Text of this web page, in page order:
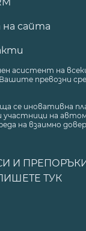
сайта
асистент на
превозни
се иновативна
на
на взаимно
И
ТУК